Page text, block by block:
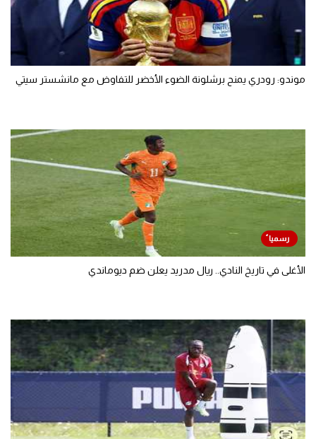
موندو: رودري يمنح برشلونة الضوء الأخضر للتفاوض مع مانشستر سيتي
الأغلى في تاريخ النادي.. ريال مدريد يعلن ضم ديوماندي